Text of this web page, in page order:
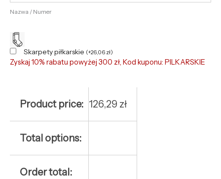
Nazwa / Numer
Skarpety piłkarskie (+26,06 zł)
Zyskaj 10% rabatu powyżej 300 zł, Kod kuponu: PILKARSKIE
Product price: 126,29 zł
Total options:
Order total: